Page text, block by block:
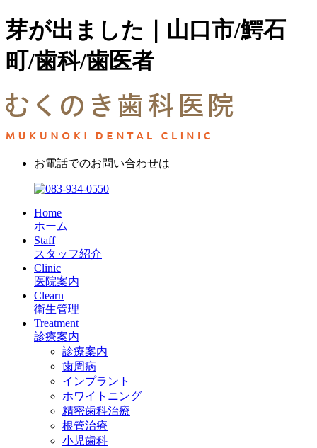
芽が出ました｜山口市/鰐石
町/歯科/歯医者
お電話でのお問い合わせは
Home
ホーム
Staff
スタッフ紹介
Clinic
医院案内
Clearn
衛生管理
Treatment
診療案内
診療案内
歯周病
インプラント
ホワイトニング
精密歯科治療
根管治療
小児歯科